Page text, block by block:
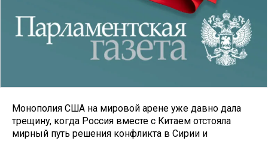
Монополия США на мировой арене уже давно дала
трещину, когда Россия вместе с Китаем отстояла
мирный путь решения конфликта в Сирии и